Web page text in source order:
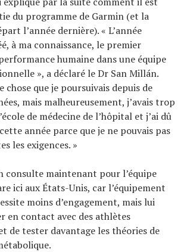
du programme de Garmin (et la
l’année dernière). « L’année
à ma connaissance, le premier
humaine dans une équipe
», a déclaré le Dr San Millán.
chose que je poursuivais depuis de
mais malheureusement, j’avais trop
de médecine de l’hôpital et j’ai dû
année parce que je ne pouvais pas
les exigences. »
consulte maintenant pour l’équipe
ici aux États-Unis, car l’équipement
moins d’engagement, mais lui
en contact avec des athlètes
de tester davantage les théories de